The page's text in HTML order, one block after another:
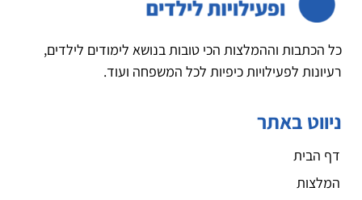
כל הכתבות וההמלצות הכי טובות בנושא לימודים לילדים,
רעיונות לפעילויות כיפיות לכל המשפחה ועוד.
ניווט באתר
דף הבית
המלצות